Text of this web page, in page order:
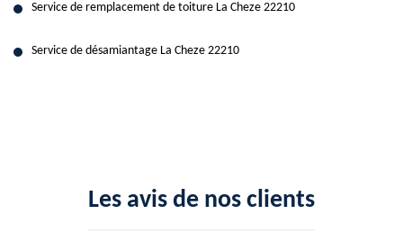
Service de remplacement de toiture La Cheze 22210
Service de désamiantage La Cheze 22210
Les avis de nos clients